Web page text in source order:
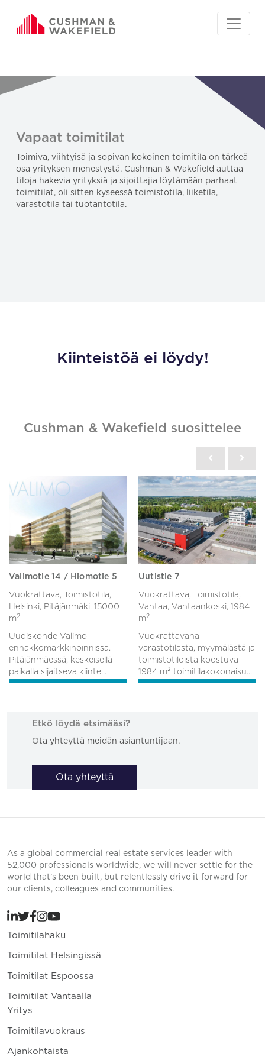
Vapaat toimitilat
Toimiva, viihtyisä ja sopivan kokoinen toimitila on tärkeä
osa yrityksen menestystä. Cushman & Wakefield auttaa
tiloja hakevia yrityksiä ja sijoittajia löytämään parhaat
toimitilat, oli sitten kyseessä toimistotila, liiketila,
varastotila tai tuotantotila.
Kiinteistöä ei löydy!
Cushman & Wakefield suosittelee
Valimotie 14 / Hiomotie 5
Vuokrattava, Toimistotila,
Helsinki, Pitäjänmäki, 15000
m 2
Uudiskohde Valimo
ennakkomarkkinoinnissa.
Pitäjänmäessä, keskeisellä
paikalla sijaitseva kiinte...
Uutistie 7
Vuokrattava, Toimistotila,
Vantaa, Vantaankoski, 1984
m 2
Vuokrattavana
varastotilasta, myymälästä ja
toimistotiloista koostuva
1984 m² toimitilakokonaisu...
Etkö löydä etsimääsi?
Ota yhteyttä meidän asiantuntijaan.
Ota yhteyttä
As a global commercial real estate services leader with
52,000 professionals worldwide, we will never settle for the
world that’s been built, but relentlessly drive it forward for
our clients, colleagues and communities.
Toimitilahaku
Toimitilat Helsingissä
Toimitilat Espoossa
Toimitilat Vantaalla
Yritys
Toimitilavuokraus
Ajankohtaista